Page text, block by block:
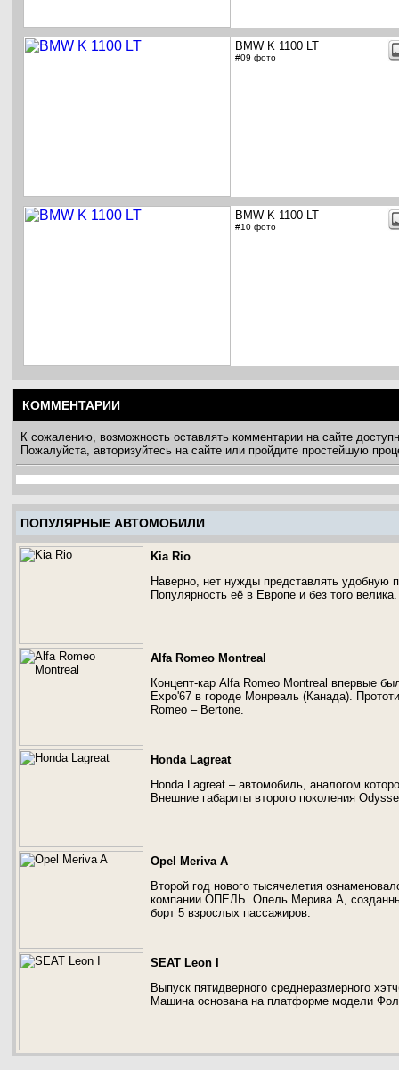
BMW K 1100 LT
#09 фото
BMW K 1100 LT
#10 фото
КОММЕНТАРИИ
К сожалению, возможность оставлять комментарии на сайте
Пожалуйста, авторизуйтесь на сайте или пройдите простейшую
ПОПУЛЯРНЫЕ АВТОМОБИЛИ
Kia Rio
Наверно, нет нужды представлять удобную
Популярность её в Европе и без того велика.
Alfa Romeo Montreal
Концепт-кар Alfa Romeo Montreal впервые
Expo'67 в городе Монреаль (Канада).
Romeo – Bertone.
Honda Lagreat
Honda Lagreat – автомобиль, аналогом
Внешние габариты второго поколения
Opel Meriva A
Второй год нового тысячелетия
компании ОПЕЛЬ. Опель Мерива А,
борт 5 взрослых пассажиров.
SEAT Leon I
Выпуск пятидверного среднеразмерного
Машина основана на платформе модели